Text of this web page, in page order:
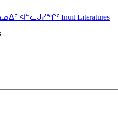
ᐃᓄᐃᑦ ᐊᓪᓚᒍᓯᖏᑦ Inuit Literatures